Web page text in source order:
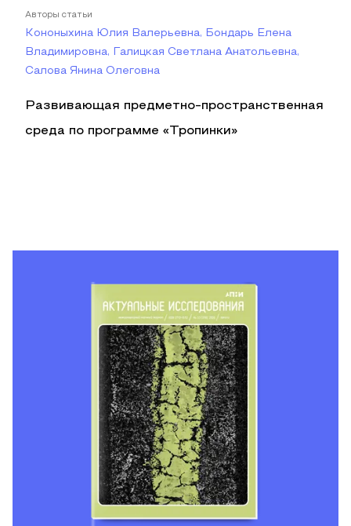
Авторы статьи
Кононыхина Юлия Валерьевна, Бондарь Елена
Владимировна, Галицкая Светлана Анатольевна,
Салова Янина Олеговна
Развивающая предметно-пространственная
среда по программе «Тропинки»